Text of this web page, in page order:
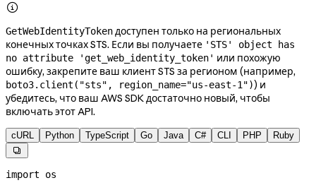

GetWebIdentityTokenдоступен только на региональных
конечных точках STS. Если вы получаете 'STS' object has
no attribute 'get_web_identity_token' или похожую
ошибку, закрепите ваш клиент STS за регионом (например,
boto3.client("sts", region_name="us-east-1")) и
убедитесь, что ваш AWS SDK достаточно новый, чтобы
включать этот API.
cURL Python TypeScript Go Java C# CLI PHP Ruby

import os